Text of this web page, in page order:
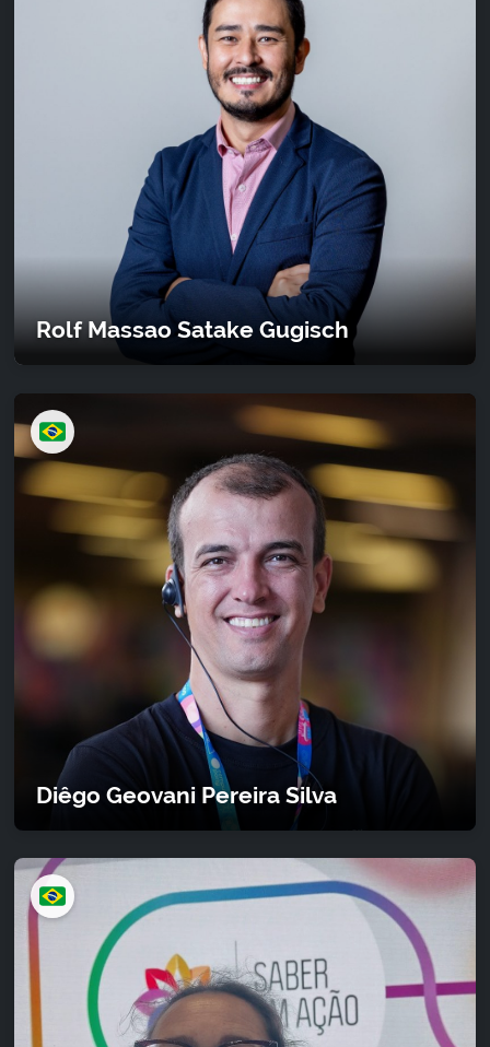
Rolf Massao Satake Gugisch
Diêgo Geovani Pereira Silva